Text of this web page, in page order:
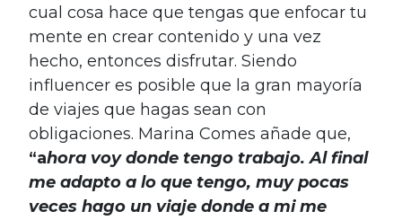
cual cosa hace que tengas que enfocar tu
mente en crear contenido y una vez
hecho, entonces disfrutar. Siendo
influencer es posible que la gran mayoría
de viajes que hagas sean con
obligaciones. Marina Comes añade que,
“ahora voy donde tengo trabajo. Al final
me adapto a lo que tengo, muy pocas
veces hago un viaje donde a mi me